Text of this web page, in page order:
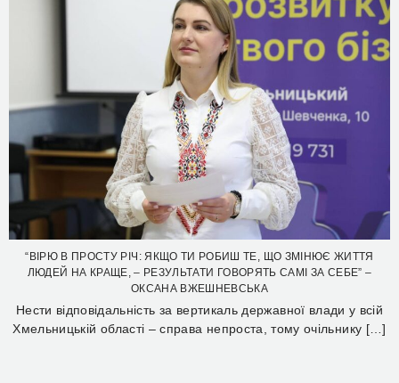
“ВІРЮ В ПРОСТУ РІЧ: ЯКЩО ТИ РОБИШ ТЕ, ЩО ЗМІНЮЄ ЖИТТЯ
ЛЮДЕЙ НА КРАЩЕ, – РЕЗУЛЬТАТИ ГОВОРЯТЬ САМІ ЗА СЕБЕ” –
ОКСАНА ВЖЕШНЕВСЬКА
Нести відповідальність за вертикаль державної влади у всій
Хмельницькій області – справа непроста, тому очільнику […]